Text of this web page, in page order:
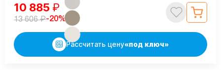
10 885 ₽
13 606₽-20%
Рассчитать цену«под ключ»